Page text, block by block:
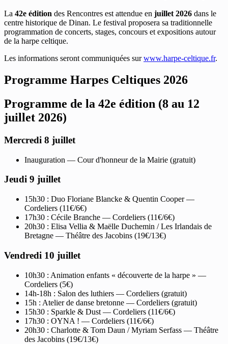
La 42e édition des Rencontres est attendue en juillet 2026 dans le
centre historique de Dinan. Le festival proposera sa traditionnelle
programmation de concerts, stages, concours et expositions autour
de la harpe celtique.
Les informations seront communiquées surwww.harpe-celtique.fr.
Programme Harpes Celtiques 2026
Programme de la 42e édition (8 au 12
juillet 2026)
Mercredi 8 juillet
Inauguration — Cour d'honneur de la Mairie (gratuit)
Jeudi 9 juillet
15h30 : Duo Floriane Blancke & Quentin Cooper —
Cordeliers (11€/6€)
17h30 : Cécile Branche — Cordeliers (11€/6€)
20h30 : Elisa Vellia & Maëlle Duchemin / Les Irlandais de
Bretagne — Théâtre des Jacobins (19€/13€)
Vendredi 10 juillet
10h30 : Animation enfants « découverte de la harpe » —
Cordeliers (5€)
14h-18h : Salon des luthiers — Cordeliers (gratuit)
15h : Atelier de danse bretonne — Cordeliers (gratuit)
15h30 : Sparkle & Dust — Cordeliers (11€/6€)
17h30 : OYNA ! — Cordeliers (11€/6€)
20h30 : Charlotte & Tom Daun / Myriam Serfass — Théâtre
des Jacobins (19€/13€)